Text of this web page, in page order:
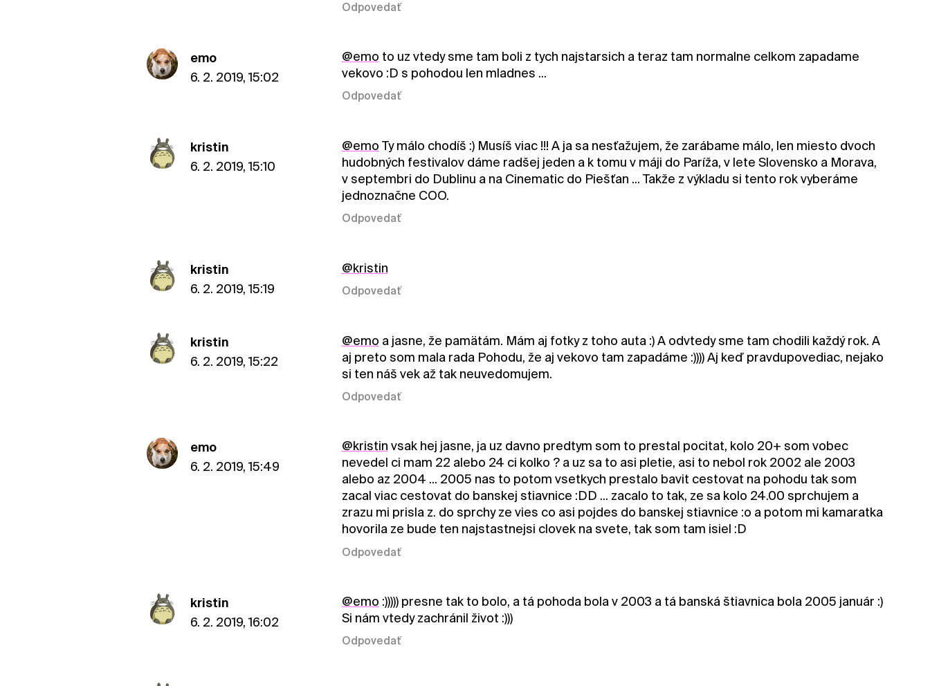
Odpovedať
emo
6. 2. 2019, 15:02
@emo to uz vtedy sme tam boli z tych najstarsich a teraz tam normalne celkom zapadame
vekovo :D s pohodou len mladnes ...
Odpovedať
kristin
6. 2. 2019, 15:10
@emo Ty málo chodíš :) Musíš viac !!! A ja sa nesťažujem, že zarábame málo, len miesto dvoch
hudobných festivalov dáme radšej jeden a k tomu v máji do Paríža, v lete Slovensko a Morava,
v septembri do Dublinu a na Cinematic do Piešťan ... Takže z výkladu si tento rok vyberáme
jednoznačne COO.
Odpovedať
kristin
6. 2. 2019, 15:19
@kristin
Odpovedať
kristin
6. 2. 2019, 15:22
@emo a jasne, že pamätám. Mám aj fotky z toho auta :) A odvtedy sme tam chodili každý rok. A
aj preto som mala rada Pohodu, že aj vekovo tam zapadáme :)))) Aj keď pravdupovediac, nejako
si ten náš vek až tak neuvedomujem.
Odpovedať
emo
6. 2. 2019, 15:49
@kristin vsak hej jasne, ja uz davno predtym som to prestal pocitat, kolo 20+ som vobec
nevedel ci mam 22 alebo 24 ci kolko ? a uz sa to asi pletie, asi to nebol rok 2002 ale 2003
alebo az 2004 ... 2005 nas to potom vsetkych prestalo bavit cestovat na pohodu tak som
zacal viac cestovat do banskej stiavnice :DD ... zacalo to tak, ze sa kolo 24.00 sprchujem a
zrazu mi prisla z. do sprchy ze vies co asi pojdes do banskej stiavnice :o a potom mi kamaratka
hovorila ze bude ten najstastnejsi clovek na svete, tak som tam isiel :D
Odpovedať
kristin
6. 2. 2019, 16:02
@emo :))))) presne tak to bolo, a tá pohoda bola v 2003 a tá banská štiavnica bola 2005 január :)
Si nám vtedy zachránil život :)))
Odpovedať